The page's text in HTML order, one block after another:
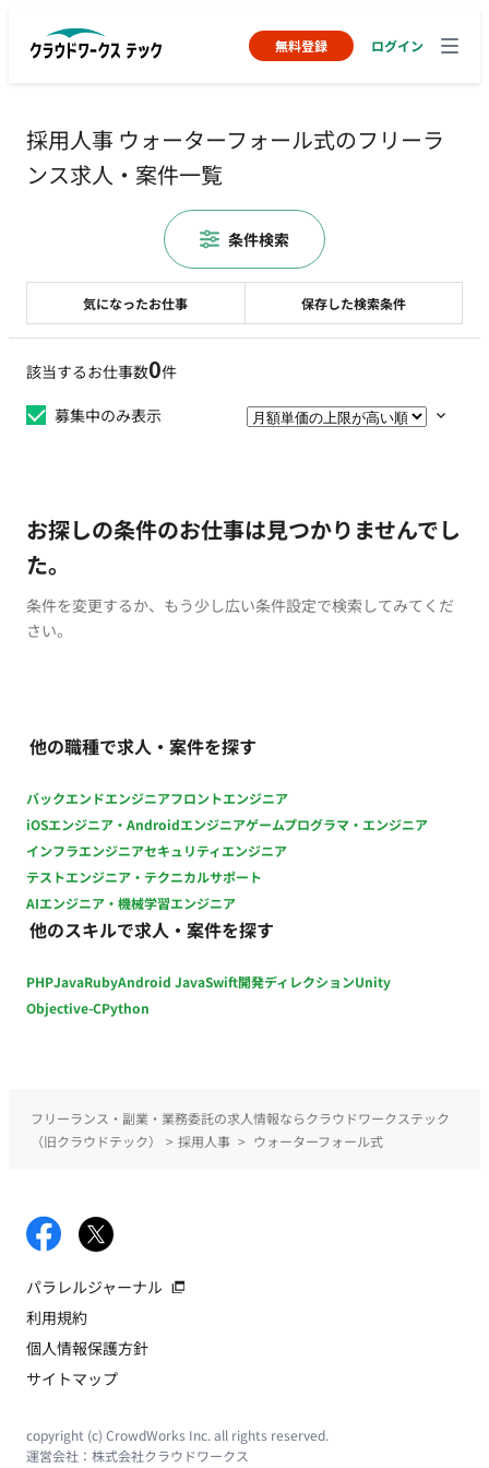
無料登録 ログイン
採用人事 ウォーターフォール式のフリーラ
ンス求人・案件一覧
該当するお仕事数0件
募集中のみ表示
お探しの条件のお仕事は見つかりませんでし
た。
条件を変更するか、もう少し広い条件設定で検索してみてくだ
さい。
他の職種で求人・案件を探す
バックエンドエンジニアフロントエンジニア
iOSエンジニア・Androidエンジニアゲームプログラマ・エンジニア
インフラエンジニアセキュリティエンジニア
テストエンジニア・テクニカルサポート
AIエンジニア・機械学習エンジニア
他のスキルで求人・案件を探す
PHPJavaRubyAndroid JavaSwift開発ディレクションUnity
Objective-CPython
気になったお仕事 保存した検索条件
条件検索
フリーランス・副業・業務委託の求人情報ならクラウドワークステック
（旧クラウドテック）
> 採用人事 > ウォーターフォール式
パラレルジャーナル
利用規約
個人情報保護方針
サイトマップ
copyright (c) CrowdWorks Inc. all rights reserved.
運営会社： 株式会社クラウドワークス